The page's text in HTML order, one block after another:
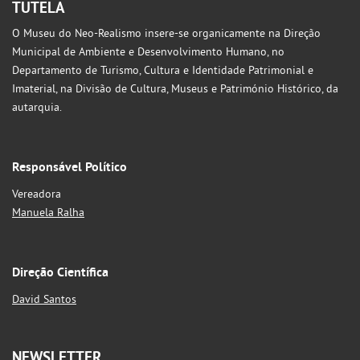
TUTELA
O Museu do Neo-Realismo insere-se organicamente na Direção
Municipal de Ambiente e Desenvolvimento Humano, no
Departamento de Turismo, Cultura e Identidade Patrimonial e
Imaterial, na Divisão de Cultura, Museus e Património Histórico, da
autarquia.
Responsável Político
Vereadora
Manuela Ralha
Direção Científica
David Santos